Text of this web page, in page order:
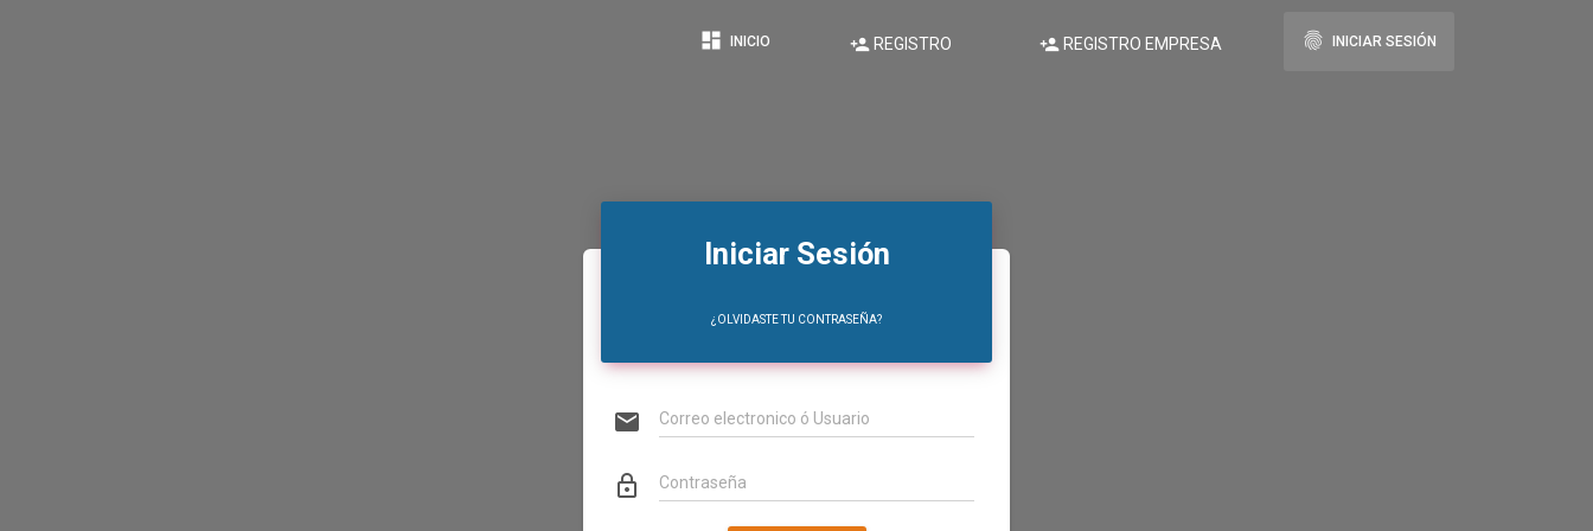
dashboard INICIO person_add REGISTRO person_add REGISTRO EMPRESA fingerprint INICIAR SESIÓN
Iniciar Sesión
¿OLVIDASTE TU CONTRASEÑA?
email Correo electronico ó Usuario
lock_outline Contraseña